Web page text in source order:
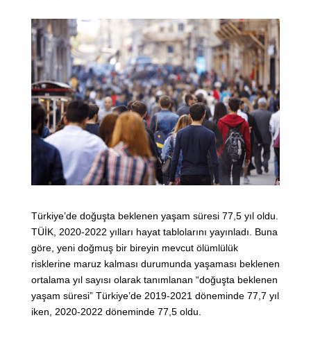
Türkiye’de doğuşta beklenen yaşam süresi 77,5 yıl oldu.
TÜİK, 2020-2022 yılları hayat tablolarını yayınladı. Buna
göre, yeni doğmuş bir bireyin mevcut ölümlülük
risklerine maruz kalması durumunda yaşaması beklenen
ortalama yıl sayısı olarak tanımlanan “doğuşta beklenen
yaşam süresi” Türkiye’de 2019-2021 döneminde 77,7 yıl
iken, 2020-2022 döneminde 77,5 oldu.